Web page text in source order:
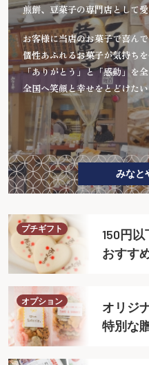
煎餅、豆菓子の専門店として
お客様に当店のお菓子で喜ん
個性あふれるお菓子が気持ち
「ありがとう」と「感動」を
全国へ笑顔と幸せをとどけた
みなと
プチギフト
150円
おすす
オプション
オリジ
特別な